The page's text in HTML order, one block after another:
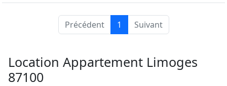
Précédent 1 Suivant
Location Appartement Limoges
87100